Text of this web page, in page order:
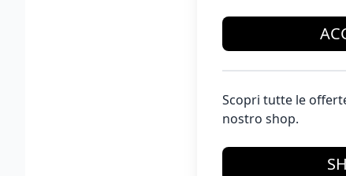
Scopri tutte le
nostro shop.